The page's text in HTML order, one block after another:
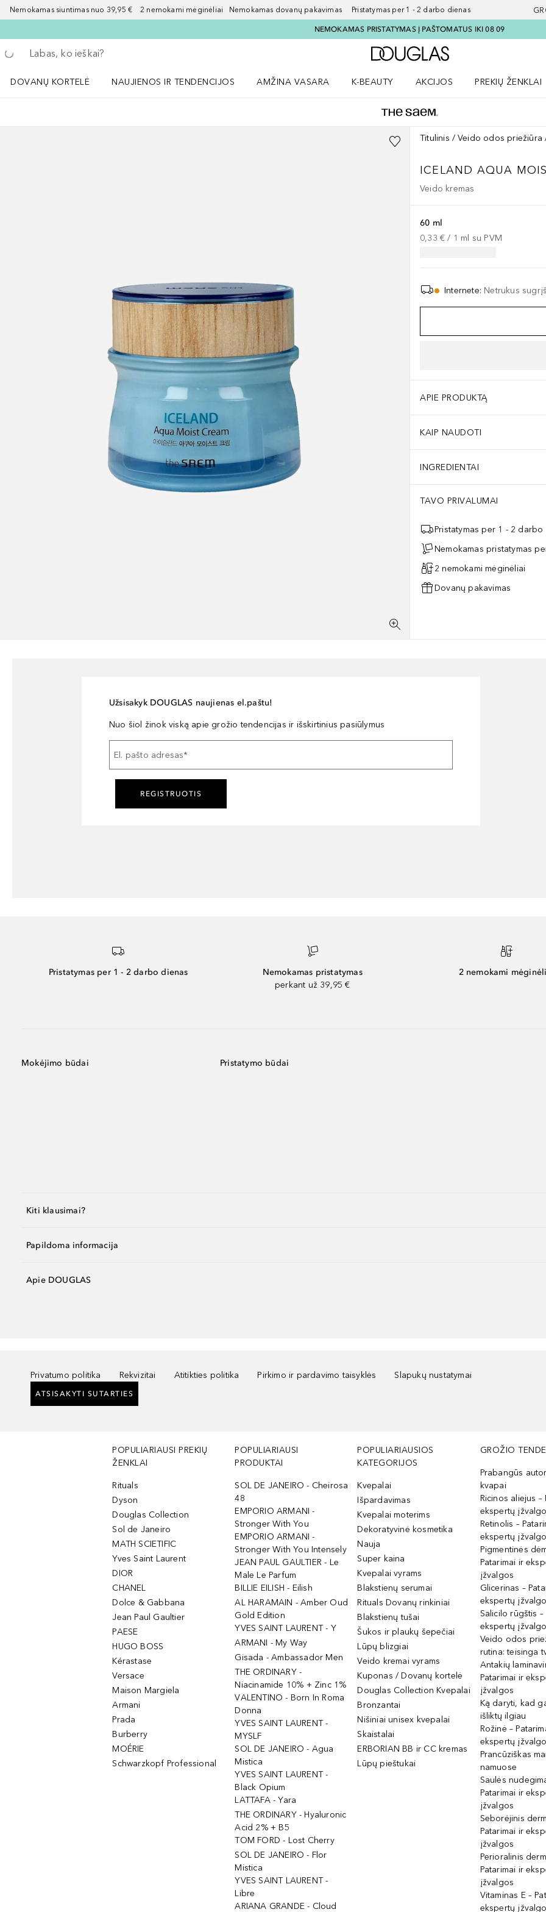
Nemokamas siuntimas nuo 39,95 € 2 nemokami mėginėliai Nemokamas dovanų pakavimas Pristatymas per 1 - 2 darbo dienas
NEMOKAMAS PRISTATYMAS Į PAŠTOMATUS IKI 08 09
Grįžk atgal
Vykdykite paiešką
Į Douglas pagrindinį
DOVANŲ KORTELĖ
NAUJIENOS IR TENDENCIJOS
AMŽINA VASARA
K-BEAUTY
AKCIJOS
PREKIŲ ŽENKLAI
Titulinis Veido odos priežiūra
ICELAND AQUA
Veido kremas
60 ml
0,33 € / 1 ml su PVM
Internete: Netrukus sugrįš
APIE PRODUKTĄ
KAIP NAUDOTI
INGREDIENTAI
TAVO PRIVALUMAI
Pristatymas per 1 - 2 darbo
Nemokamas pristatymas
2 nemokami mėginėliai
Dovanų pakavimas
Užsisakyk DOUGLAS naujienas el.paštu!
Nuo šiol žinok viską apie grožio tendencijas ir išskirtinius pasiūlymus
El. pašto adresas*
REGISTRUOTIS
Pristatymas per 1 - 2 darbo dienas
Nemokamas pristatymas
perkant už 39,95 €
2 nemokami
Mokėjimo būdai Pristatymo būdai
Kiti klausimai?
Papildoma informacija
Apie DOUGLAS
Privatumo politika Rekvizitai Atitikties politika Pirkimo ir pardavimo taisyklės Slapukų nustatymai
ATSISAKYTI SUTARTIES
POPULIARIAUSI PREKIŲ
ŽENKLAI
Rituals
Dyson
Douglas Collection
Sol de Janeiro
MATH SCIETIFIC
Yves Saint Laurent
DIOR
CHANEL
Dolce & Gabbana
Jean Paul Gaultier
PAESE
HUGO BOSS
Kérastase
Versace
Maison Margiela
Armani
Prada
Burberry
MOÉRIE
Schwarzkopf Professional
POPULIARIAUSI
PRODUKTAI
SOL DE JANEIRO - Cheirosa
48
EMPORIO ARMANI -
Stronger With You
EMPORIO ARMANI -
Stronger With You Intensely
JEAN PAUL GAULTIER - Le
Male Le Parfum
BILLIE EILISH - Eilish
AL HARAMAIN - Amber Oud
Gold Edition
YVES SAINT LAURENT - Y
ARMANI - My Way
Gisada - Ambassador Men
THE ORDINARY -
Niacinamide 10% + Zinc 1%
VALENTINO - Born In Roma
Donna
YVES SAINT LAURENT -
MYSLF
SOL DE JANEIRO - Agua
Mistica
YVES SAINT LAURENT -
Black Opium
LATTAFA - Yara
THE ORDINARY - Hyaluronic
Acid 2% + B5
TOM FORD - Lost Cherry
SOL DE JANEIRO - Flor
Mistica
YVES SAINT LAURENT -
Libre
ARIANA GRANDE - Cloud
POPULIARIAUSIOS
KATEGORIJOS
Kvepalai
Išpardavimas
Kvepalai moterims
Dekoratyvinė kosmetika
Nauja
Super kaina
Kvepalai vyrams
Blakstienų serumai
Rituals Dovanų rinkiniai
Blakstienų tušai
Šukos ir plaukų šepečiai
Lūpų blizgiai
Veido kremai vyrams
Kuponas / Dovanų kortelė
Douglas Collection Kvepalai
Bronzantai
Nišiniai unisex kvepalai
Skaistalai
ERBORIAN BB ir CC kremas
Lūpų pieštukai
GROŽIO
Prabangūs
kvapai
Ricinos aliejus –
ekspertų
Retinolis –
ekspertų
Pigmentinės
Patarimai ir
įžvalgos
Glicerinas –
ekspertų
Salicilo rūgštis –
ekspertų
Veido odos
rutina: teisinga
Antakių
Patarimai ir
įžvalgos
Ką daryti, kad
išliktų ilgiau
Rožinė –
ekspertų
Prancūziškas
namuose
Saulės
Patarimai ir
įžvalgos
Seborėjinis
Patarimai ir
įžvalgos
Perioralinis
Patarimai ir
įžvalgos
Vitaminas E –
ekspertų